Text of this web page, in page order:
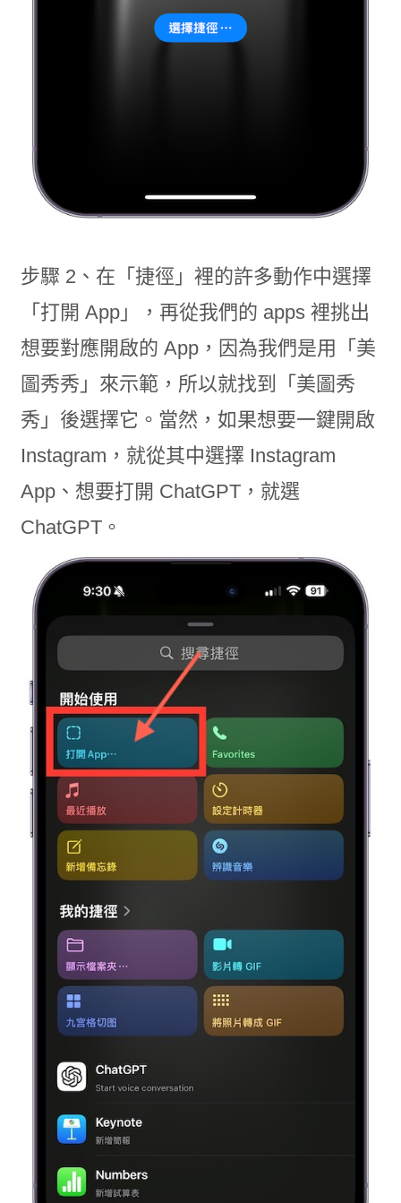
步驟 2、在「捷徑」裡的許多動作中選擇
「打開 App」，再從我們的 apps 裡挑出
想要對應開啟的 App，因為我們是用「美
圖秀秀」來示範，所以就找到「美圖秀
秀」後選擇它。當然，如果想要一鍵開啟
Instagram，就從其中選擇 Instagram
App、想要打開 ChatGPT，就選
ChatGPT。